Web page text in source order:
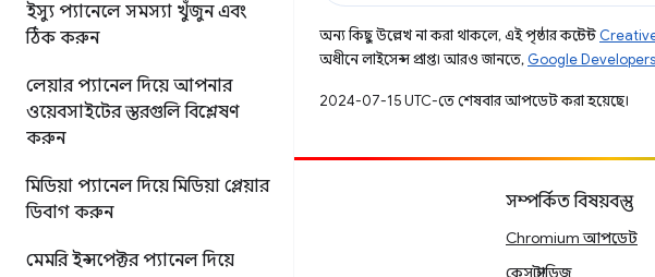
ইস্যু প্যানেলে সমস্যা খুঁজুন এবং
ঠিক করুন
লেয়ার প্যানেল দিয়ে আপনার
ওয়েবসাইটের স্তরগুলি বিশ্লেষণ
করুন
মিডিয়া প্যানেল দিয়ে মিডিয়া প্লেয়ার
ডিবাগ করুন
মেমরি ইন্সপেক্টর প্যানেল দিয়ে
অন্য কিছু উল্লেখ না করা থাকলে, এই পৃষ্ঠার কন্টেন্ট
অধীনে লাইসেন্স প্রাপ্ত। আরও জানতে, Google Developers
2024-07-15 UTC-তে শেষবার আপডেট করা হয়েছে।
অবদান
খোলা সমস্যা দেখুন
সম্পর্কিত বিষয়বস্তু
Chromium আপডেট
কেস স্টাডিজ